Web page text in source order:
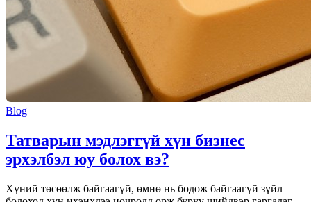
Blog
Татварын мэдлэггүй хүн бизнес
эрхэлбэл юу болох вэ?
Хүний төсөөлж байгаагүй, өмнө нь бодож байгаагүй зүйл